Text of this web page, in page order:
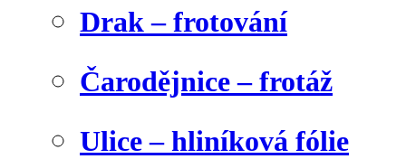
Drak – frotování
Čarodějnice – frotáž
Ulice – hliníková fólie